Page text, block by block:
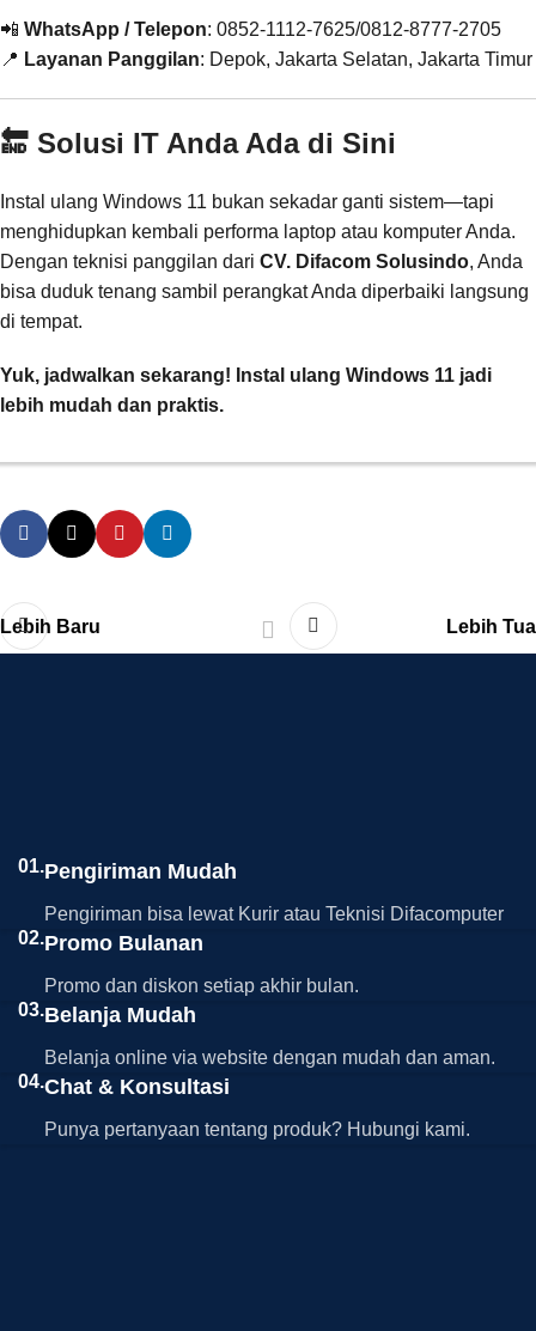
📲 WhatsApp / Telepon: 0852-1112-7625/0812-8777-2705
📍 Layanan Panggilan: Depok, Jakarta Selatan, Jakarta Timur
🔚 Solusi IT Anda Ada di Sini
Instal ulang Windows 11 bukan sekadar ganti sistem—tapi
menghidupkan kembali performa laptop atau komputer Anda.
Dengan teknisi panggilan dari CV. Difacom Solusindo, Anda
bisa duduk tenang sambil perangkat Anda diperbaiki langsung
di tempat.
Yuk, jadwalkan sekarang! Instal ulang Windows 11 jadi
lebih mudah dan praktis.
Lebih Baru Lebih Tua
01.Pengiriman Mudah
Pengiriman bisa lewat Kurir atau Teknisi Difacomputer
02.Promo Bulanan
Promo dan diskon setiap akhir bulan.
03.Belanja Mudah
Belanja online via website dengan mudah dan aman.
04.Chat & Konsultasi
Punya pertanyaan tentang produk? Hubungi kami.